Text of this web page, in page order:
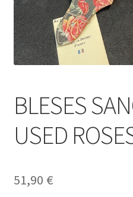
BLESES
USED
51,90 €